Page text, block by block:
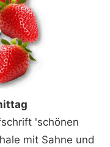
'schönen
mit Sahne und